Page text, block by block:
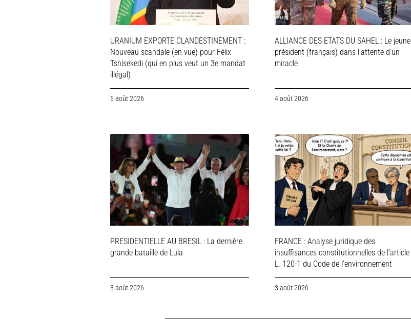
URANIUM EXPORTE CLANDESTINEMENT :
Nouveau scandale (en vue) pour Félix
Tshisekedi (qui en plus veut un 3e mandat
illégal)
5 août 2026
ALLIANCE DES ETATS DU SAHEL : Le jeune
président (français) dans l’attente d’un
miracle
4 août 2026
PRESIDENTIELLE AU BRESIL : La dernière
grande bataille de Lula
3 août 2026
FRANCE : Analyse juridique des
insuffisances constitutionnelles de l’article
L. 120-1 du Code de l’environnement
3 août 2026